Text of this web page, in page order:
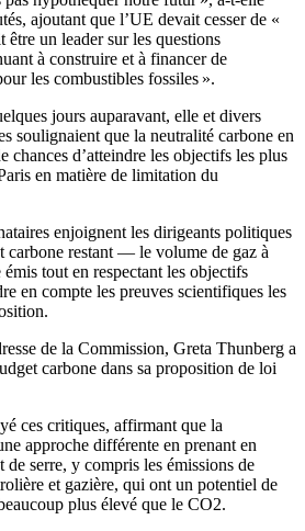
ajoutant que l’UE devait cesser de «
être un leader sur les questions
à construire et à financer de
les combustibles fossiles ».
jours auparavant, elle et divers
soulignaient que la neutralité carbone en
chances d’atteindre les objectifs les plus
en matière de limitation du
enjoignent les dirigeants politiques
carbone restant — le volume de gaz à
tout en respectant les objectifs
en compte les preuves scientifiques les
de la Commission, Greta Thunberg a
carbone dans sa proposition de loi
ces critiques, affirmant que la
approche différente en prenant en
de serre, y compris les émissions de
et gazière, qui ont un potentiel de
plus élevé que le CO2.